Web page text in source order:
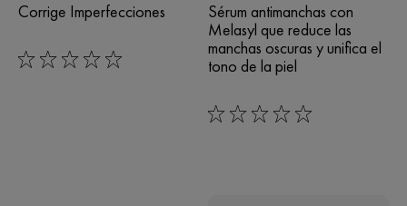
Corrige Imperfecciones
0/5
Sérum antimanchas con
Melasyl que reduce las
manchas oscuras y unifica el
tono de la piel​
0/5